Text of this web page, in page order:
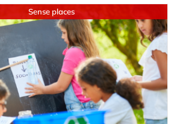
Sense places